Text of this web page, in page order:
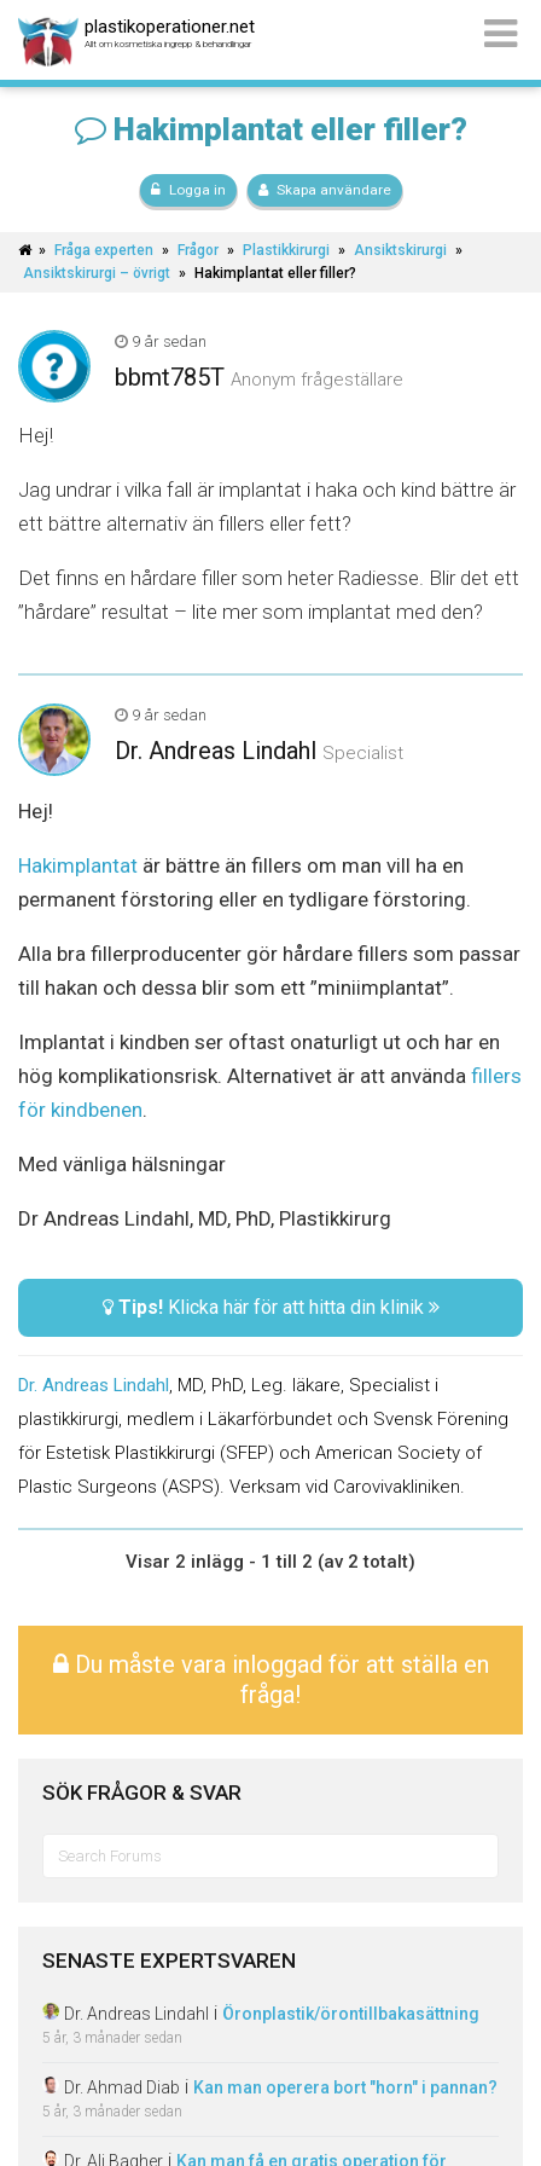
plastikoperationer.net
Allt om kosmetiska ingrepp & behandlingar
Hakimplantat eller filler?
Logga in Skapa användare
» Fråga experten » Frågor » Plastikkirurgi » Ansiktskirurgi »
Ansiktskirurgi – övrigt » Hakimplantat eller filler?
9 år sedan
bbmt785T Anonym frågeställare
Hej!
Jag undrar i vilka fall är implantat i haka och kind bättre är
ett bättre alternativ än fillers eller fett?
Det finns en hårdare filler som heter Radiesse. Blir det ett
”hårdare” resultat – lite mer som implantat med den?
9 år sedan
Dr. Andreas Lindahl Specialist
Hej!
Hakimplantat är bättre än fillers om man vill ha en
permanent förstoring eller en tydligare förstoring.
Alla bra fillerproducenter gör hårdare fillers som passar
till hakan och dessa blir som ett ”miniimplantat”.
Implantat i kindben ser oftast onaturligt ut och har en
hög komplikationsrisk. Alternativet är att använda fillers
för kindbenen.
Med vänliga hälsningar
Dr Andreas Lindahl, MD, PhD, Plastikkirurg
Tips!Klicka här för att hitta din klinik
Dr. Andreas Lindahl, MD, PhD, Leg. läkare, Specialist i
plastikkirurgi, medlem i Läkarförbundet och Svensk Förening
för Estetisk Plastikkirurgi (SFEP) och American Society of
Plastic Surgeons (ASPS). Verksam vid Carovivakliniken.
Visar 2 inlägg - 1 till 2 (av 2 totalt)
Du måste vara inloggad för att ställa en
fråga!
SÖK FRÅGOR & SVAR
SENASTE EXPERTSVAREN
Dr. Andreas Lindahl i Öronplastik/örontillbakasättning
5 år, 3 månader sedan
Dr. Ahmad Diab i Kan man operera bort "horn" i pannan?
5 år, 3 månader sedan
Dr. Ali Bagher i Kan man få en gratis operation för